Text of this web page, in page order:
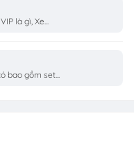
là gì, Xe...
bao gồm set...